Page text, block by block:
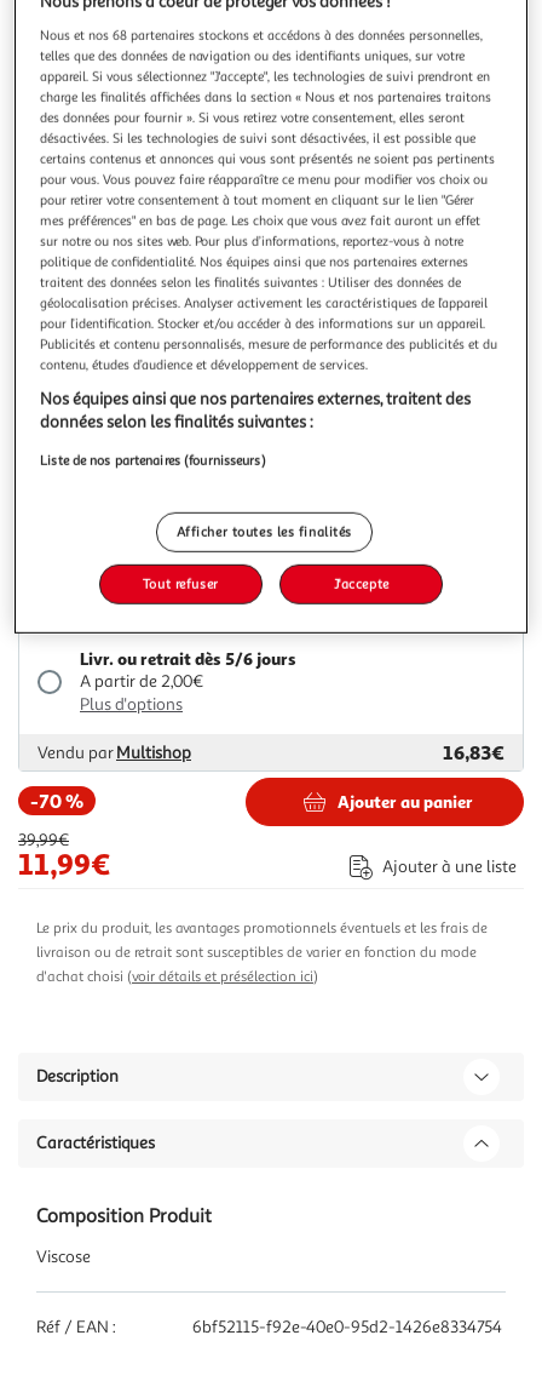
précédente
suivante
MAMALICIOUS
Blazer de Grossesse Gris/Noir Femme Mamalicious
Noelli
Craquez pour le blazer de la marque MAMALICIOUS !-
Coloris : Noir/Gris- Col V- Manches longues- Tissu imprimé-
Coupe courte- Composition : 95% Viscose, 5% Élasthanne
En savoir +
Vendu par Espace sport
Couleur
Noir
Taille
M
A partir de 4,20€
Plus d'options
Vendu par 11,99€
Livr. ou retrait dès 5/6 jours
A partir de 2,00€
Plus d'options
Vendu parMultishop
16,83€
-70 %
39,99€
11,99€
Ajouter au panier
Ajouter à une liste
Le prix du produit, les avantages promotionnels éventuels et les frais de
livraison ou de retrait sont susceptibles de varier en fonction du mode
d'achat choisi (voir détails et présélection ici)
Description
Caractéristiques
Composition Produit
Viscose
Réf / EAN : 6bf52115-f92e-40e0-95d2-1426e8334754
Nous et nos 68 partenaires stockons et accédons à des données personnelles,
telles que des données de navigation ou des identifiants uniques, sur votre
appareil. Si vous sélectionnez "J'accepte", les technologies de suivi prendront en
charge les finalités affichées dans la section « Nous et nos partenaires traitons
des données pour fournir ». Si vous retirez votre consentement, elles seront
désactivées. Si les technologies de suivi sont désactivées, il est possible que
certains contenus et annonces qui vous sont présentés ne soient pas pertinents
pour vous. Vous pouvez faire réapparaître ce menu pour modifier vos choix ou
pour retirer votre consentement à tout moment en cliquant sur le lien "Gérer
mes préférences" en bas de page. Les choix que vous avez fait auront un effet
sur notre ou nos sites web. Pour plus d’informations, reportez-vous à notre
politique de confidentialité. Nos équipes ainsi que nos partenaires externes
traitent des données selon les finalités suivantes : Utiliser des données de
géolocalisation précises. Analyser activement les caractéristiques de l’appareil
pour l’identification. Stocker et/ou accéder à des informations sur un appareil.
Publicités et contenu personnalisés, mesure de performance des publicités et du
contenu, études d’audience et développement de services.
Nos équipes ainsi que nos partenaires externes, traitent des
données selon les finalités suivantes :
Liste de nos partenaires (fournisseurs)
Afficher toutes les finalités
Tout refuser J'accepte